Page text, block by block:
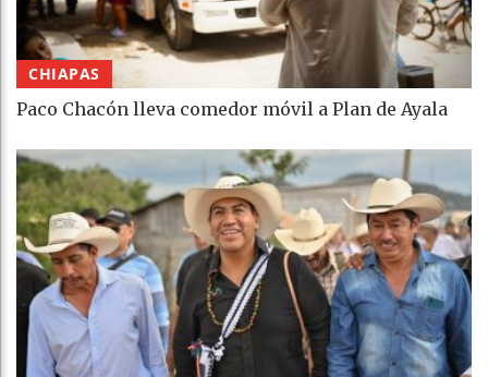
CHIAPAS
Paco Chacón lleva comedor móvil a Plan de Ayala